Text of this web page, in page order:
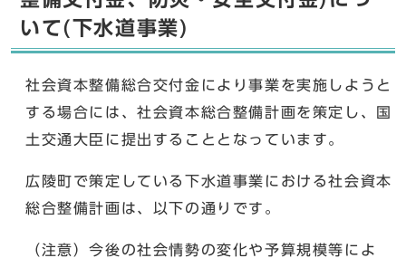
いて(下水道事業)
社会資本整備総合交付金により事業を実施しようと
する場合には、社会資本総合整備計画を策定し、国
土交通大臣に提出することとなっています。
広陵町で策定している下水道事業における社会資本
総合整備計画は、以下の通りです。
（注意）今後の社会情勢の変化や予算規模等によ